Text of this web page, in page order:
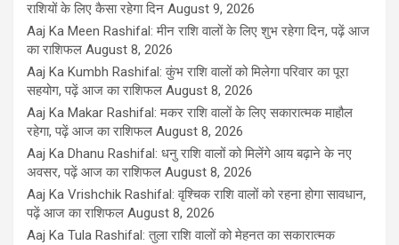
राशियों के लिए कैसा रहेगा दिन August 9, 2026
Aaj Ka Meen Rashifal: मीन राशि वालों के लिए शुभ रहेगा दिन, पढ़ें आज
का राशिफल August 8, 2026
Aaj Ka Kumbh Rashifal: कुंभ राशि वालों को मिलेगा परिवार का पूरा
सहयोग, पढ़ें आज का राशिफल August 8, 2026
Aaj Ka Makar Rashifal: मकर राशि वालों के लिए सकारात्मक माहौल
रहेगा, पढ़ें आज का राशिफल August 8, 2026
Aaj Ka Dhanu Rashifal: धनु राशि वालों को मिलेंगे आय बढ़ाने के नए
अवसर, पढ़ें आज का राशिफल August 8, 2026
Aaj Ka Vrishchik Rashifal: वृश्चिक राशि वालों को रहना होगा सावधान,
पढ़ें आज का राशिफल August 8, 2026
Aaj Ka Tula Rashifal: तुला राशि वालों को मेहनत का सकारात्मक